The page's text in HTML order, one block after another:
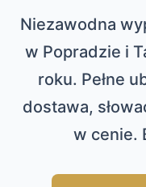
Niezawodna
w Popradzie i
roku. Pełne
dostawa,
w cenie.